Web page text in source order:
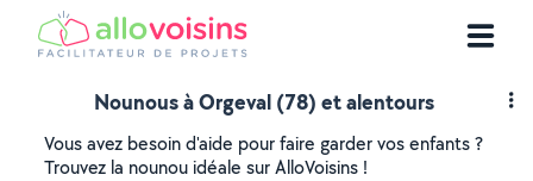
Nounous à Orgeval (78) et alentours
Vous avez besoin d'aide pour faire garder vos enfants ?
Trouvez la nounou idéale sur AlloVoisins !